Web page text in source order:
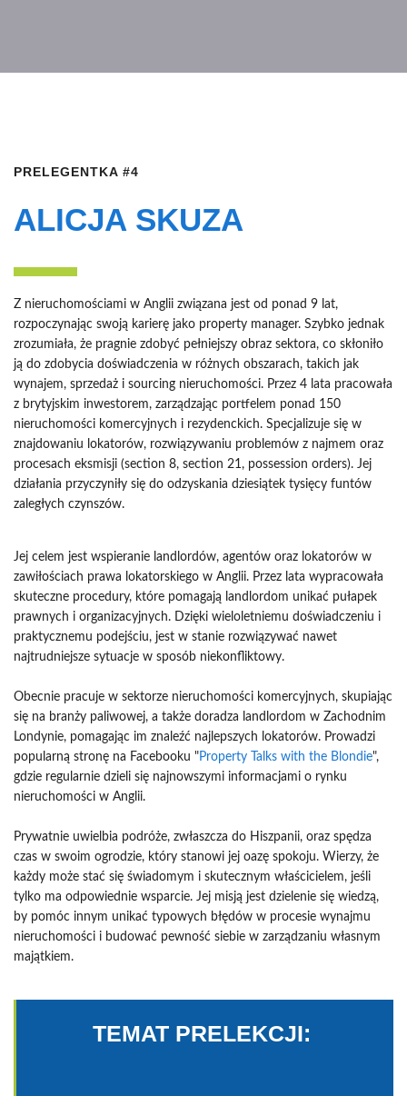
PRELEGENTKA #4
ALICJA SKUZA
Z nieruchomościami w Anglii związana jest od ponad 9 lat,
rozpoczynając swoją karierę jako property manager. Szybko jednak
zrozumiała, że pragnie zdobyć pełniejszy obraz sektora, co skłoniło
ją do zdobycia doświadczenia w różnych obszarach, takich jak
wynajem, sprzedaż i sourcing nieruchomości. Przez 4 lata pracowała
z brytyjskim inwestorem, zarządzając portfelem ponad 150
nieruchomości komercyjnych i rezydenckich. Specjalizuje się w
znajdowaniu lokatorów, rozwiązywaniu problemów z najmem oraz
procesach eksmisji (section 8, section 21, possession orders). Jej
działania przyczyniły się do odzyskania dziesiątek tysięcy funtów
zaległych czynszów.
Jej celem jest wspieranie landlordów, agentów oraz lokatorów w
zawiłościach prawa lokatorskiego w Anglii. Przez lata wypracowała
skuteczne procedury, które pomagają landlordom unikać pułapek
prawnych i organizacyjnych. Dzięki wieloletniemu doświadczeniu i
praktycznemu podejściu, jest w stanie rozwiązywać nawet
najtrudniejsze sytuacje w sposób niekonfliktowy.
Obecnie pracuje w sektorze nieruchomości komercyjnych, skupiając
się na branży paliwowej, a także doradza landlordom w Zachodnim
Londynie, pomagając im znaleźć najlepszych lokatorów. Prowadzi
popularną stronę na Facebooku "Property Talks with the Blondie",
gdzie regularnie dzieli się najnowszymi informacjami o rynku
nieruchomości w Anglii.
Prywatnie uwielbia podróże, zwłaszcza do Hiszpanii, oraz spędza
czas w swoim ogrodzie, który stanowi jej oazę spokoju. Wierzy, że
każdy może stać się świadomym i skutecznym właścicielem, jeśli
tylko ma odpowiednie wsparcie. Jej misją jest dzielenie się wiedzą,
by pomóc innym unikać typowych błędów w procesie wynajmu
nieruchomości i budować pewność siebie w zarządzaniu własnym
majątkiem.
TEMAT PRELEKCJI: